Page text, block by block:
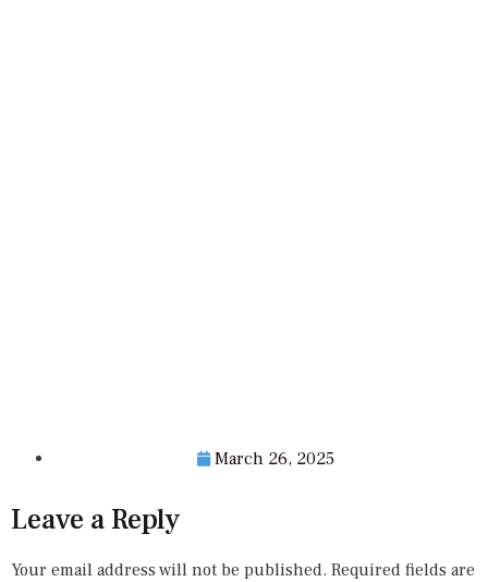
March 26, 2025
Leave a Reply
Your email address will not be published. Required fields are